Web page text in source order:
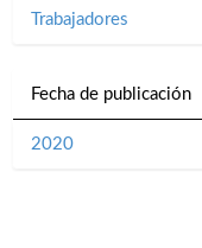
Trabajadores
Fecha de publicación
2020